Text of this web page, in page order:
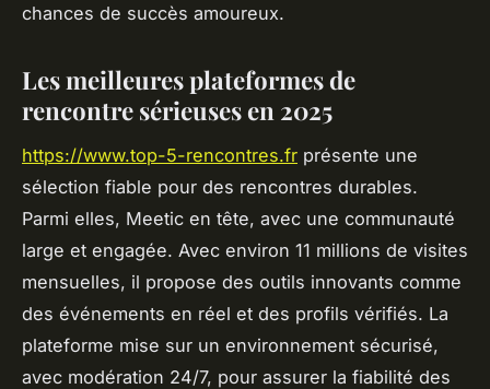
chances de succès amoureux.
Les meilleures plateformes de
rencontre sérieuses en 2025
https://www.top-5-rencontres.fr présente une
sélection fiable pour des rencontres durables.
Parmi elles, Meetic en tête, avec une communauté
large et engagée. Avec environ 11 millions de visites
mensuelles, il propose des outils innovants comme
des événements en réel et des profils vérifiés. La
plateforme mise sur un environnement sécurisé,
avec modération 24/7, pour assurer la fiabilité des